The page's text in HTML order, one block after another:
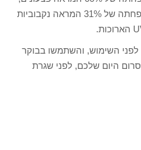
הפחתה של 32% בפגמי העור והפחתה של 31% המראה נקבוביות
השימוש, והשתמשו בבוקר
היום שלכם, לפני שגרת